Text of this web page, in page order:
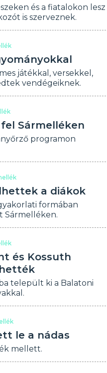
és a fiatalokon lesz
is szerveznek.
játékkal, versekkel,
vendégeiknek.
Sármelléken
programon
a diákok
formában
Sármelléken.
és Kossuth
települt ki a Balatoni
le a nádas
mellett.